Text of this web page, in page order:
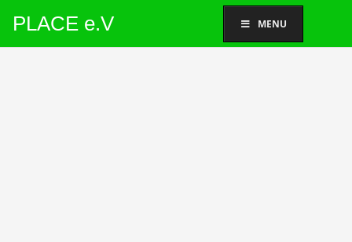
PLACE e.V MENU